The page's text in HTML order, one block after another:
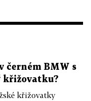
černém BMW s
křižovatku?
křižovatky